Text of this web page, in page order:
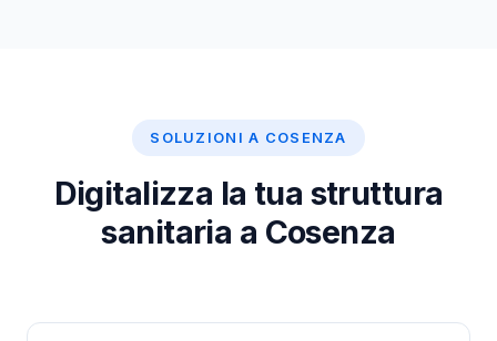
SOLUZIONI A COSENZA
Digitalizza la tua struttura
sanitaria a Cosenza